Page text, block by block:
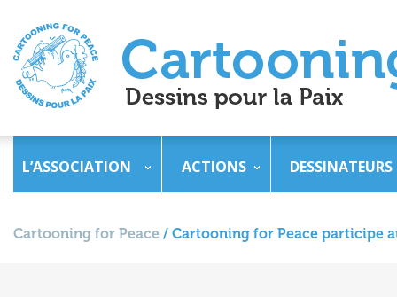
L’ASSOCIATION ACTIONS DESSINATEURS
Cartooning for Peace / Cartooning for Peace participe